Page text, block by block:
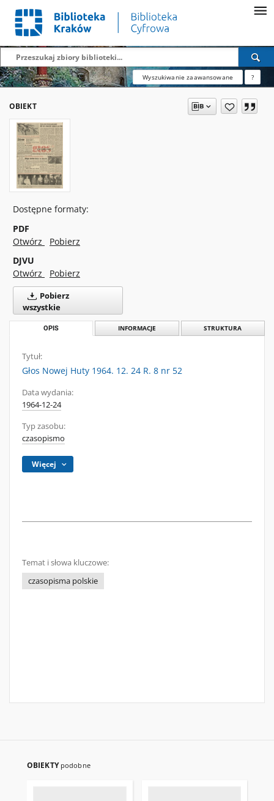
Wyszukiwanie zaawansowane ?
OBIEKT
Dostępne formaty:
PDF
Otwórz
Pobierz
DJVU
Otwórz
Pobierz
Pobierz
wszystkie
OPIS INFORMACJE STRUKTURA
Tytuł:
Głos Nowej Huty 1964. 12. 24 R. 8 nr 52
Data wydania:
1964-12-24
Typ zasobu:
czasopismo
Więcej
Temat i słowa kluczowe:
czasopisma polskie
OBIEKTY podobne